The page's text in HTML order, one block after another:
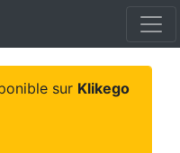
sur Klikego